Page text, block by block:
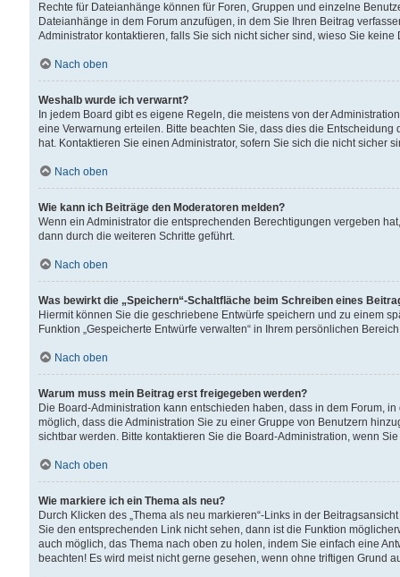
Rechte für Dateianhänge können für Foren, Gruppen und einzelne
Dateianhänge in dem Forum anzufügen, in dem Sie Ihren Beitrag
Administrator kontaktieren, falls Sie sich nicht sicher sind, wieso Sie
Nach oben
Weshalb wurde ich verwarnt?
In jedem Board gibt es eigene Regeln, die meistens von der
eine Verwarnung erteilen. Bitte beachten Sie, dass dies die
hat. Kontaktieren Sie einen Administrator, sofern Sie sich die nicht sicher
Nach oben
Wie kann ich Beiträge den Moderatoren melden?
Wenn ein Administrator die entsprechenden Berechtigungen vergeben
dann durch die weiteren Schritte geführt.
Nach oben
Was bewirkt die „Speichern“-Schaltfläche beim Schreiben eines
Hiermit können Sie die geschriebene Entwürfe speichern und zu einem
Funktion „Gespeicherte Entwürfe verwalten“ in Ihrem persönlichen
Nach oben
Warum muss mein Beitrag erst freigegeben werden?
Die Board-Administration kann entschieden haben, dass in dem Forum,
möglich, dass die Administration Sie zu einer Gruppe von Benutzern
sichtbar werden. Bitte kontaktieren Sie die Board-Administration, wenn
Nach oben
Wie markiere ich ein Thema als neu?
Durch Klicken des „Thema als neu markieren“-Links in der
Sie den entsprechenden Link nicht sehen, dann ist die Funktion
auch möglich, das Thema nach oben zu holen, indem Sie einfach eine
beachten! Es wird meist nicht gerne gesehen, wenn ohne triftigen Grund